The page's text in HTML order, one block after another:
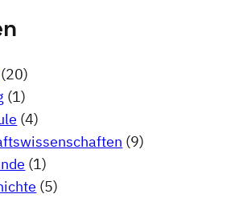
(20)
(1)
(4)
(9)
(1)
(5)